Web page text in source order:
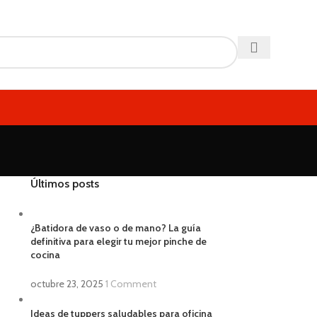
Últimos posts
¿Batidora de vaso o de mano? La guía
definitiva para elegir tu mejor pinche de
cocina
octubre 23, 2025 1 Comment
Ideas de tuppers saludables para oficina